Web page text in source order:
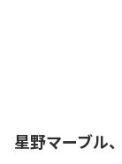
星野マーブル